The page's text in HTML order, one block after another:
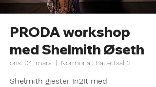
PRODA workshop
med Shelmith Øseth
ons. 04. mars
  |
Normoria | Ballettsal 2
Shelmith gjester In2It med